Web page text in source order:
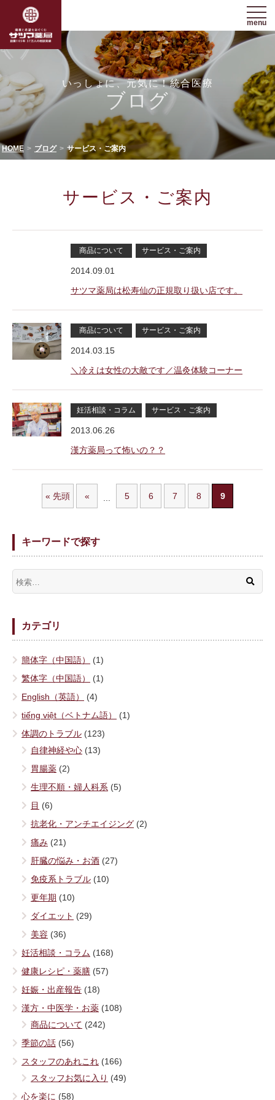
menu
いっしょに、元気に！統合医療
ブログ
HOME ブログ サービス・ご案内
サービス・ご案内
商品について サービス・ご案内
2014.09.01
サツマ薬局は松寿仙の正規取り扱い店です。
商品について サービス・ご案内
2014.03.15
＼冷えは女性の大敵です／温灸体験コーナー
妊活相談・コラム サービス・ご案内
2013.06.26
漢方薬局って怖いの？？
« 先頭 « 5 6 7 8 9
キーワードで探す
カテゴリ
簡体字（中国語）
(1)
繁体字（中国語）
(1)
English（英語）
(4)
tiếng việt（ベトナム語）
(1)
体調のトラブル (123)
自律神経や心 (13)
胃腸薬 (2)
生理不順・婦人科系 (5)
目 (6)
抗老化・アンチエイジング (2)
痛み (21)
肝臓の悩み・お酒 (27)
免疫系トラブル (10)
更年期 (10)
ダイエット (29)
美容 (36)
妊活相談・コラム (168)
健康レシピ・薬膳 (57)
妊娠・出産報告 (18)
漢方・中医学・お薬 (108)
商品について (242)
季節の話 (56)
スタッフのあれこれ (166)
スタッフお気に入り (49)
心を楽に (58)